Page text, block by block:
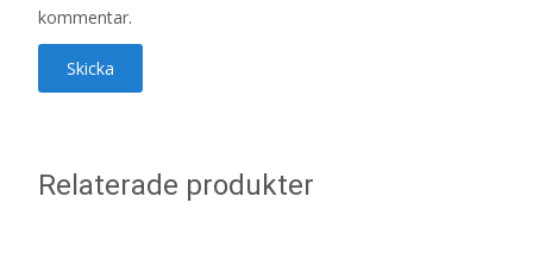
kommentar.
Relaterade produkter